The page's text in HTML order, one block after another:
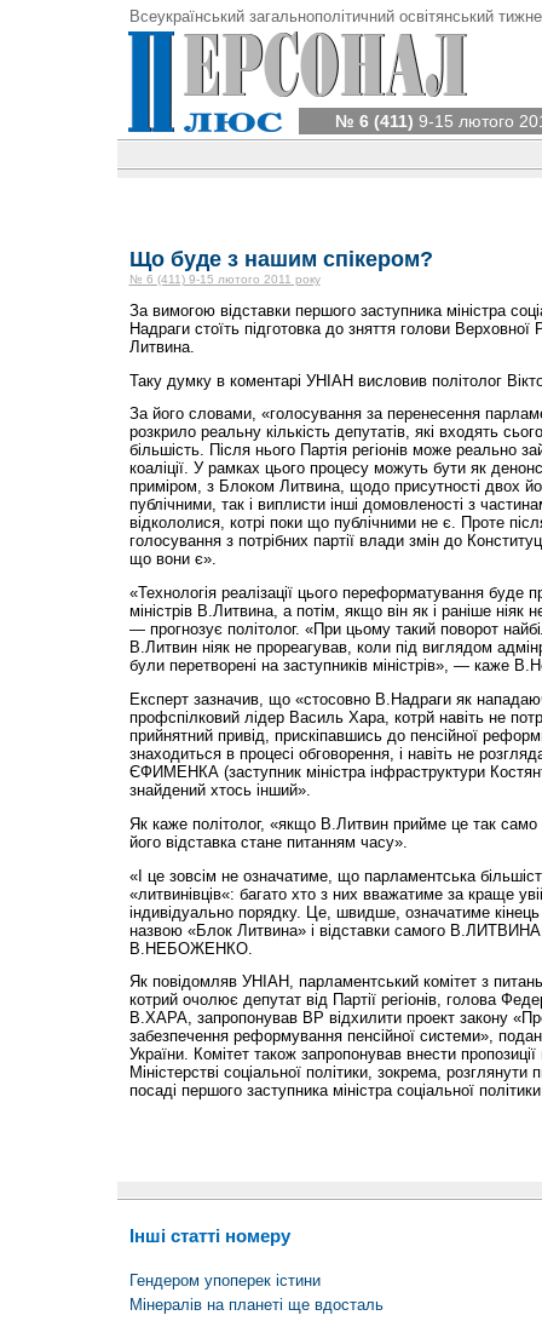
Всеукраїнський загальнополітичний освітянський
№ 6 (411) 9-15 лютого
Що буде з нашим спікером?
№ 6 (411) 9-15 лютого 2011 року
За вимогою відставки першого заступника міністра
Надраги стоїть підготовка до зняття голови
Литвина.
Таку думку в коментарі УНІАН висловив політолог
За його словами, «голосування за перенесення
розкрило реальну кількість депутатів, які входять
більшість. Після нього Партія регіонів може реально
коаліції. У рамках цього процесу можуть бути як
приміром, з Блоком Литвина, щодо присутності двох
публічними, так і виплисти інші домовленості з
відкололися, котрі поки що публічними не є. Проте
голосування з потрібних партії влади змін до
що вони є».
«Технологія реалізації цього переформатування буде
міністрів В.Литвина, а потім, якщо він як і раніше ніяк
— прогнозує політолог. «При цьому такий поворот
В.Литвин ніяк не прореагував, коли під виглядом
були перетворені на заступників міністрів», — каже
Експерт зазначив, що «стосовно В.Надраги як
профспілковий лідер Василь Хара, котрй навіть не
прийнятний привід, прискіпавшись до пенсійної
знаходиться в процесі обговорення, і навіть не
ЄФИМЕНКА (заступник міністра інфраструктури
знайдений хтось інший».
Як каже політолог, «якщо В.Литвин прийме це так
його відставка стане питанням часу».
«І це зовсім не означатиме, що парламентська
«литвинівців«: багато хто з них вважатиме за краще
індивідуально порядку. Це, швидше, означатиме кінець
назвою «Блок Литвина» і відставки самого
В.НЕБОЖЕНКО.
Як повідомляв УНІАН, парламентський комітет з питань
котрий очолює депутат від Партії регіонів, голова
В.ХАРА, запропонував ВР відхилити проект закону
забезпечення реформування пенсійної системи»,
України. Комітет також запропонував внести
Міністерстві соціальної політики, зокрема, розглянути
посаді першого заступника міністра соціальної
Інші статті номеру
Гендером упоперек істини
Мінералів на планеті ще вдосталь